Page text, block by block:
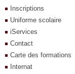
Inscriptions
Uniforme scolaire
iServices
Contact
Carte des formations
Internat